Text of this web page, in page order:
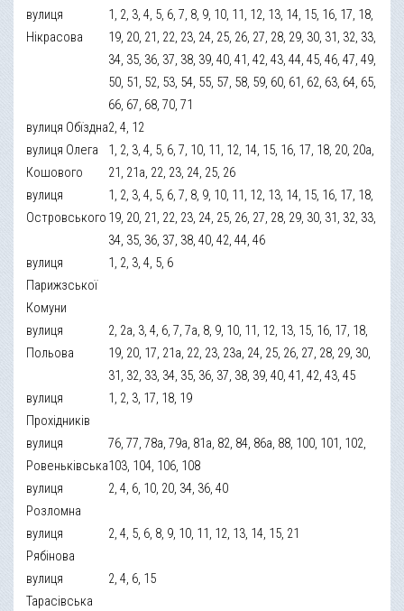
вулиця
Нікрасова
1, 2, 3, 4, 5, 6, 7, 8, 9, 10, 11, 12, 13, 14, 15, 16, 17, 18,
19, 20, 21, 22, 23, 24, 25, 26, 27, 28, 29, 30, 31, 32, 33,
34, 35, 36, 37, 38, 39, 40, 41, 42, 43, 44, 45, 46, 47, 49,
50, 51, 52, 53, 54, 55, 57, 58, 59, 60, 61, 62, 63, 64, 65,
66, 67, 68, 70, 71
вулиця Обїздна2, 4, 12
вулиця Олега
Кошового
1, 2, 3, 4, 5, 6, 7, 10, 11, 12, 14, 15, 16, 17, 18, 20, 20а,
21, 21а, 22, 23, 24, 25, 26
вулиця
Островського
1, 2, 3, 4, 5, 6, 7, 8, 9, 10, 11, 12, 13, 14, 15, 16, 17, 18,
19, 20, 21, 22, 23, 24, 25, 26, 27, 28, 29, 30, 31, 32, 33,
34, 35, 36, 37, 38, 40, 42, 44, 46
вулиця
Парижзської
Комуни
1, 2, 3, 4, 5, 6
вулиця
Польова
2, 2а, 3, 4, 6, 7, 7а, 8, 9, 10, 11, 12, 13, 15, 16, 17, 18,
19, 20, 17, 21а, 22, 23, 23а, 24, 25, 26, 27, 28, 29, 30,
31, 32, 33, 34, 35, 36, 37, 38, 39, 40, 41, 42, 43, 45
вулиця
Прохідників
1, 2, 3, 17, 18, 19
вулиця
Ровеньківська
76, 77, 78а, 79а, 81а, 82, 84, 86а, 88, 100, 101, 102,
103, 104, 106, 108
вулиця
Розломна
2, 4, 6, 10, 20, 34, 36, 40
вулиця
Рябінова
2, 4, 5, 6, 8, 9, 10, 11, 12, 13, 14, 15, 21
вулиця
Тарасівська
2, 4, 6, 15